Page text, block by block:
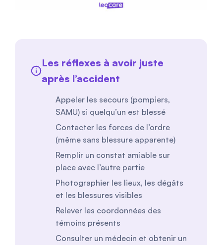
Les réflexes à avoir juste
après l’accident
Appeler les secours (pompiers,
SAMU) si quelqu’un est blessé
Contacter les forces de l’ordre
(même sans blessure apparente)
Remplir un constat amiable sur
place avec l’autre partie
Photographier les lieux, les dégâts
et les blessures visibles
Relever les coordonnées des
témoins présents
Consulter un médecin et obtenir un